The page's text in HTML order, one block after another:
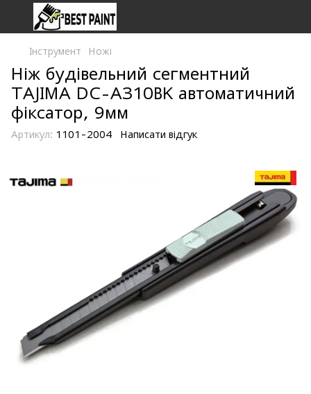
Інструмент Ножі
Ніж будівельний сегментний
TAJIMA DC-A310BK автоматичний
фіксатор, 9мм
Артикул: 1101-2004 Написати відгук